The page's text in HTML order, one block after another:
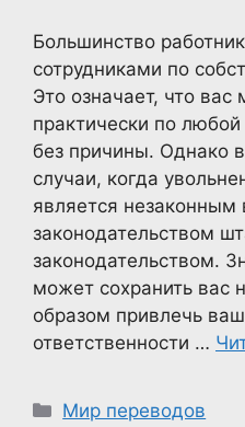
Большинство
сотрудниками по
Это означает, что вас
практически по
без причины. Однако
случаи, когда
является незаконным
законодательством
законодательством.
может сохранить вас
образом привлечь
ответственности …
Рубрики
Мир переводов